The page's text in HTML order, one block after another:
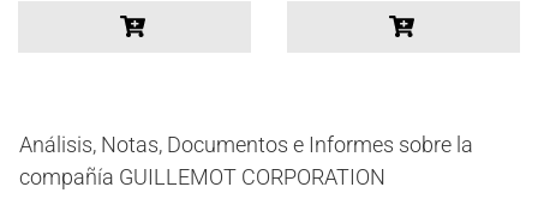
Análisis, Notas, Documentos e Informes sobre la
compañía GUILLEMOT CORPORATION